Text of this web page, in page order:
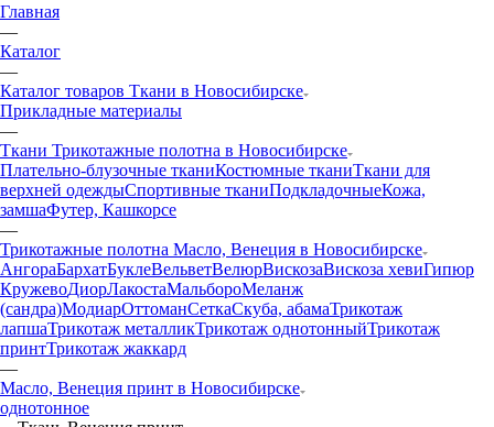
Главная
—
Каталог
—
Каталог товаров Ткани в Новосибирске
Прикладные материалы
—
Ткани Трикотажные полотна в Новосибирске
Плательно-блузочные тканиКостюмные тканиТкани для
верхней одеждыСпортивные тканиПодкладочныеКожа,
замшаФутер, Кашкорсе
—
Трикотажные полотна Масло, Венеция в Новосибирске
АнгораБархатБуклеВельветВелюрВискозаВискоза хевиГипюр
КружевоДиорЛакостаМальбороМеланж
(сандра)МодиарОттоманСеткаСкуба, абамаТрикотаж
лапшаТрикотаж металликТрикотаж однотонныйТрикотаж
принтТрикотаж жаккард
—
Масло, Венеция принт в Новосибирске
однотонное